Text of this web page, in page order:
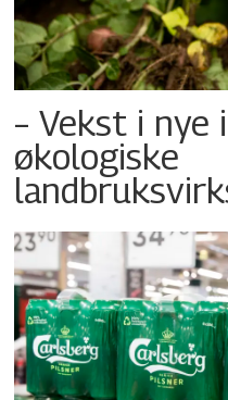
– Vekst i nye
økologiske